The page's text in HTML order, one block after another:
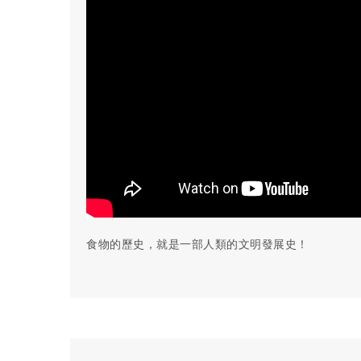
食物的歷史，就是一部人類的文明發展史！